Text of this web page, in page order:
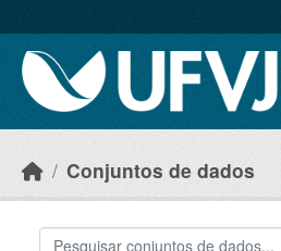
Conjuntos de dados